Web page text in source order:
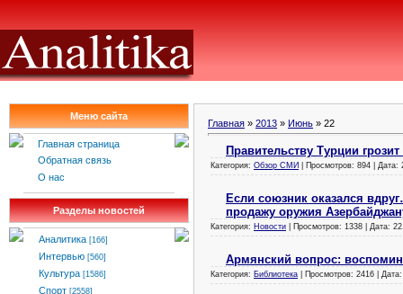
Меню сайта
Главная страница
Обратная связь
О нас
Разделы новостей
Аналитика [166]
Интервью [560]
Культура [1586]
Спорт [2558]
Главная » 2013 » Июнь » 22
Правительству Турции грозит
Категория: Обзор СМИ | Просмотров: 894 | Дата:
Если союзник оказался
продажу оружия
Категория: Новости | Просмотров: 1338 | Дата:
Армянский вопрос:
Категория: Библиотека | Просмотров: 2416 |